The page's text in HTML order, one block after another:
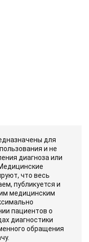
для
и не
диагноза или
что весь
публикуется и
медицинским
пациентов о
диагностики
обращения